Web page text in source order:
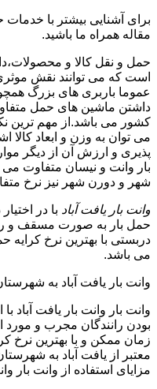
برای آشنایی بیشتر با خدمات
مقاله همراه ما باشید.
حمل و نقل کالا و
است که می توانند نقش
عموما باربری های بزرگ
داشتن ماشین های حمل
کشور می باشد.از مهم ترین
می توان به وزن و ابعاد کالا
پذیری و ارزش آن از دیگر
بار وانت و نیسان متفاوت
شهر و دورن شهر نیز نرخ
وانت بار یافت آباد با در
حمل بار به صورت مسقف و رو
دربستی با بهترین نرخ
می باشد.
وانت بار یافت آباد به
وانت بار وانت بار یافت آباد
بودن رانندگان مجرب و مورد
زمان ممکن و با بهترین نرخ
معتبر از یافت آباد به
مزایای استفاده از وانت بار